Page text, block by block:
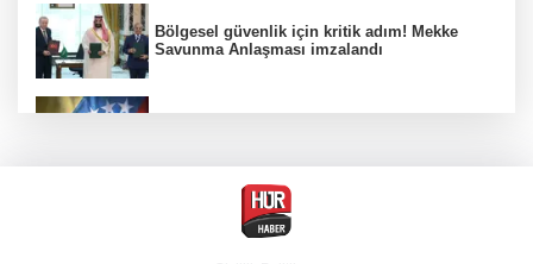
Bölgesel güvenlik için kritik adım! Mekke
Savunma Anlaşması imzalandı
Trump imzaladı! Doğumla vatandaşlığa
kısıtlamalar genişletildi